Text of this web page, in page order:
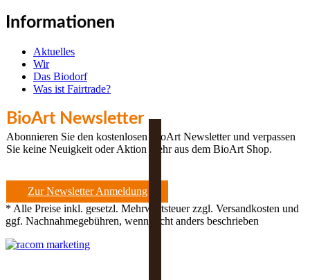
Informationen
Aktuelles
Wir
Das Biodorf
Was ist Fairtrade?
BioArt Newsletter
Abonnieren Sie den kostenlosen BioArt Newsletter und verpassen
Sie keine Neuigkeit oder Aktion mehr aus dem BioArt Shop.
Zur Newsletter Anmeldung
* Alle Preise inkl. gesetzl. Mehrwertsteuer zzgl. Versandkosten und
ggf. Nachnahmegebühren, wenn nicht anders beschrieben